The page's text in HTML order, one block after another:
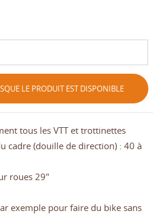
LE PRODUIT EST DISPONIBLE
tous les VTT et trottinettes
cadre (douille de direction) : 40 à
roues 29"
exemple pour faire du bike sans